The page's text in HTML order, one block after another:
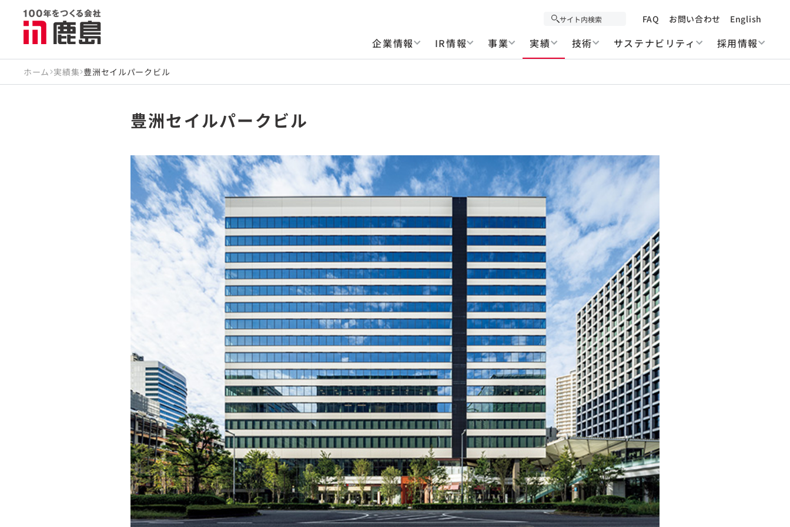
FAQ お問い合わせ English
企業情報 IR情報 事業 実績 技術 サステナビリティ 採用情報
ホーム 実績集 豊洲セイルパークビル
豊洲セイルパークビル